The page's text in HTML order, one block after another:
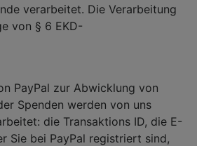
verarbeitet. Die Verarbeitung
von § 6 EKD-
PayPal zur Abwicklung von
Spenden werden von uns
die Transaktions ID, die E-
Sie bei PayPal registriert sind,